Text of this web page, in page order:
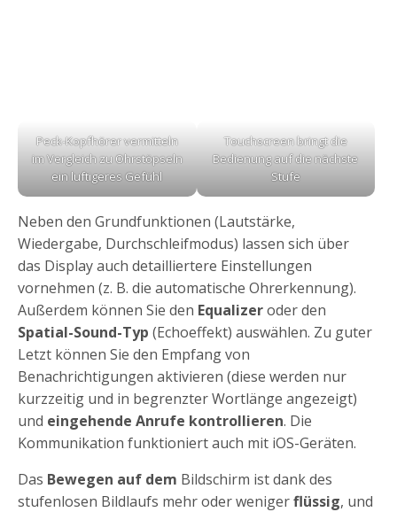
Peck-Kopfhörer vermitteln
im Vergleich zu Ohrstöpseln
ein luftigeres Gefühl
Touchscreen bringt die
Bedienung auf die nächste
Stufe
Neben den Grundfunktionen (Lautstärke,
Wiedergabe, Durchschleifmodus) lassen sich über
das Display auch detailliertere Einstellungen
vornehmen (z. B. die automatische Ohrerkennung).
Außerdem können Sie den Equalizeroder den
Spatial-Sound-Typ (Echoeffekt) auswählen. Zu guter
Letzt können Sie den Empfang von
Benachrichtigungen aktivieren (diese werden nur
kurzzeitig und in begrenzter Wortlänge angezeigt)
und eingehende Anrufe kontrollieren. Die
Kommunikation funktioniert auch mit iOS-Geräten.
Das Bewegen auf dem Bildschirm ist dank des
stufenlosen Bildlaufs mehr oder wenigerflüssig, und